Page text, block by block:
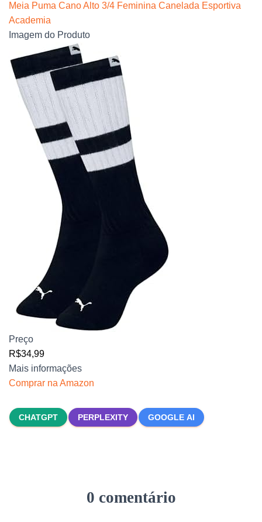
Meia Puma Cano Alto 3/4 Feminina Canelada Esportiva
Academia
Imagem do Produto
Preço
R$34,99
Mais informações
Comprar na Amazon
CHATGPT PERPLEXITY GOOGLE AI
0 comentário